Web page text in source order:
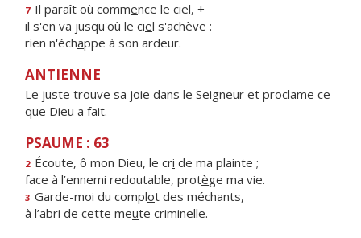
7 Il paraît où commence le ciel, +
il s'en va jusqu'où le ciel s'achève :
rien n'échappe à son ardeur.
ANTIENNE
Le juste trouve sa joie dans le Seigneur et proclame ce
que Dieu a fait.
PSAUME : 63
2 Écoute, ô mon Dieu, le cri de ma plainte ;
face à l’ennemi redoutable, protège ma vie.
3 Garde-moi du complot des méchants,
à l’abri de cette meute criminelle.